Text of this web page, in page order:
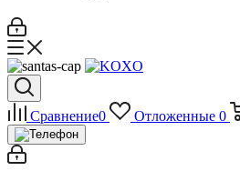
Сравнение0 Отложенные 0